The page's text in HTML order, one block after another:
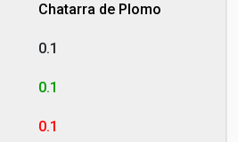
Chatarra de Plomo
0.1
0.1
0.1